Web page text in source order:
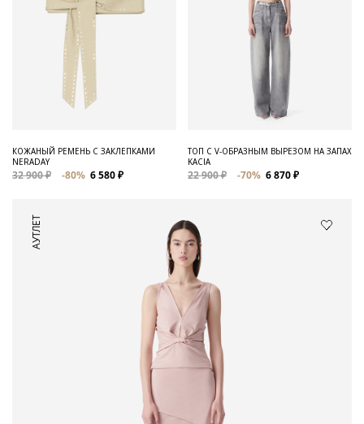
КОЖАНЫЙ РЕМЕНЬ С ЗАКЛЕПКАМИ
NERADAY
32 900 ₽ -80% 6 580 ₽
ТОП С V-ОБРАЗНЫМ ВЫРЕЗОМ НА ЗАПАХ
KACIA
22 900 ₽ -70% 6 870 ₽
АУТЛЕТ